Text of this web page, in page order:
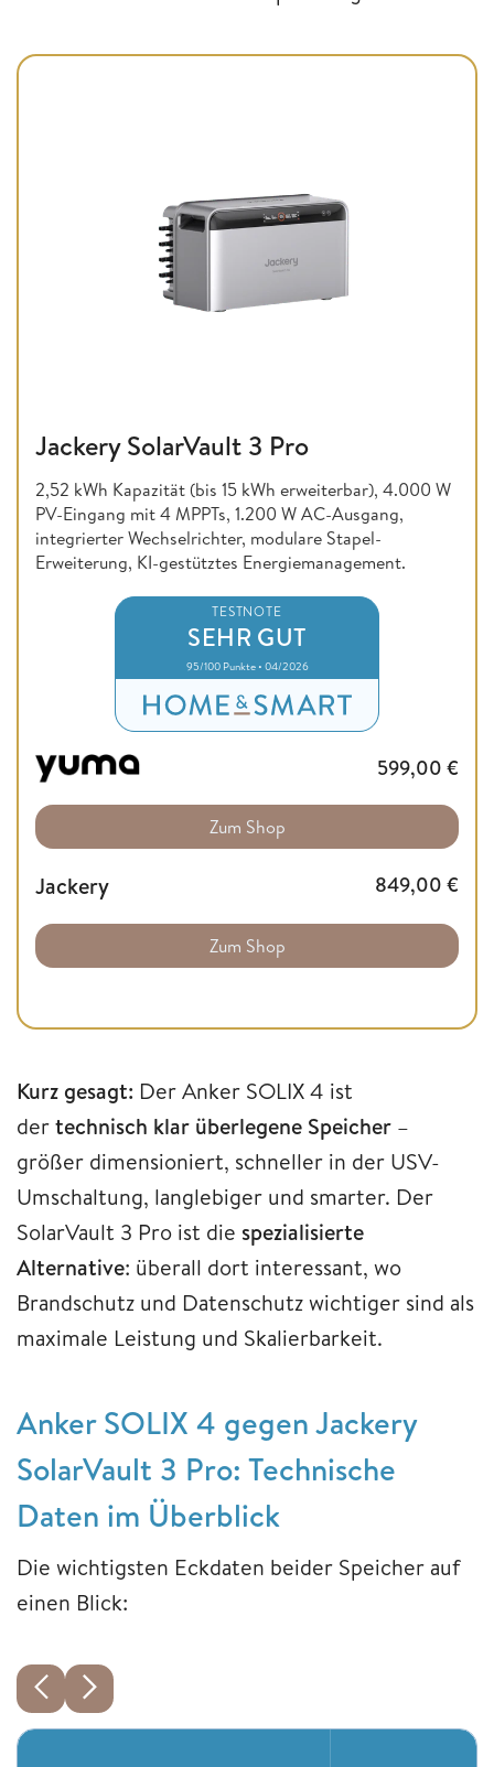
Jackery SolarVault 3 Pro
2,52 kWh Kapazität (bis 15 kWh erweiterbar), 4.000 W
PV-Eingang mit 4 MPPTs, 1.200 W AC-Ausgang,
integrierter Wechselrichter, modulare Stapel-
Erweiterung, KI-gestütztes Energiemanagement.
TESTNOTE
SEHR GUT
95/100 Punkte • 04/2026
599,00 €
Zum Shop
Jackery 849,00 €
Zum Shop
Kurz gesagt: Der Anker SOLIX 4 ist
dertechnisch klar überlegene Speicher –
größer dimensioniert, schneller in der USV-
Umschaltung, langlebiger und smarter. Der
SolarVault 3 Pro ist die spezialisierte
Alternative: überall dort interessant, wo
Brandschutz und Datenschutz wichtiger sind als
maximale Leistung und Skalierbarkeit.
Anker SOLIX 4 gegen Jackery
SolarVault 3 Pro: Technische
Daten im Überblick
Die wichtigsten Eckdaten beider Speicher auf
einen Blick: